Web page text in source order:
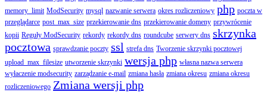
memory_limit ModSecurity mysql nazwanie serwera okres rozliczeniowy php poczta w
przeglądarce post_max_size przekierowanie dns przekierowanie domeny przywrócenie
kopii Reguły ModSecurity rekordy rekordy dns roundcube serwery dns skrzynka
pocztowa sprawdzanie poczty ssl strefa dns Tworzenie skrzynki pocztowej
upload_max_filesize utworzenie skrzynki wersja php własna nazwa serwera
wyłaczenie modsecurity zarządzanie e-mail zmiana hasła zmiana okresu zmiana okresu
rozliczeniowego Zmiana wersji php